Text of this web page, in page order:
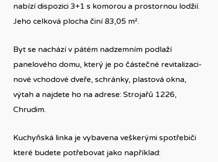
nabízí dispozici 3+1 s komorou a prostornou lodžií.
Jeho celková plocha činí 83,05 m².
Byt se nachází v pátém nadzemním podlaží
panelového domu, který je po částečné revitalizaci-
nové vchodové dveře, schránky, plastová okna,
výtah a najdete ho na adrese: Strojařů 1226,
Chrudim.
Kuchyňská linka je vybavena veškerými spotřebiči
které budete potřebovat jako například: